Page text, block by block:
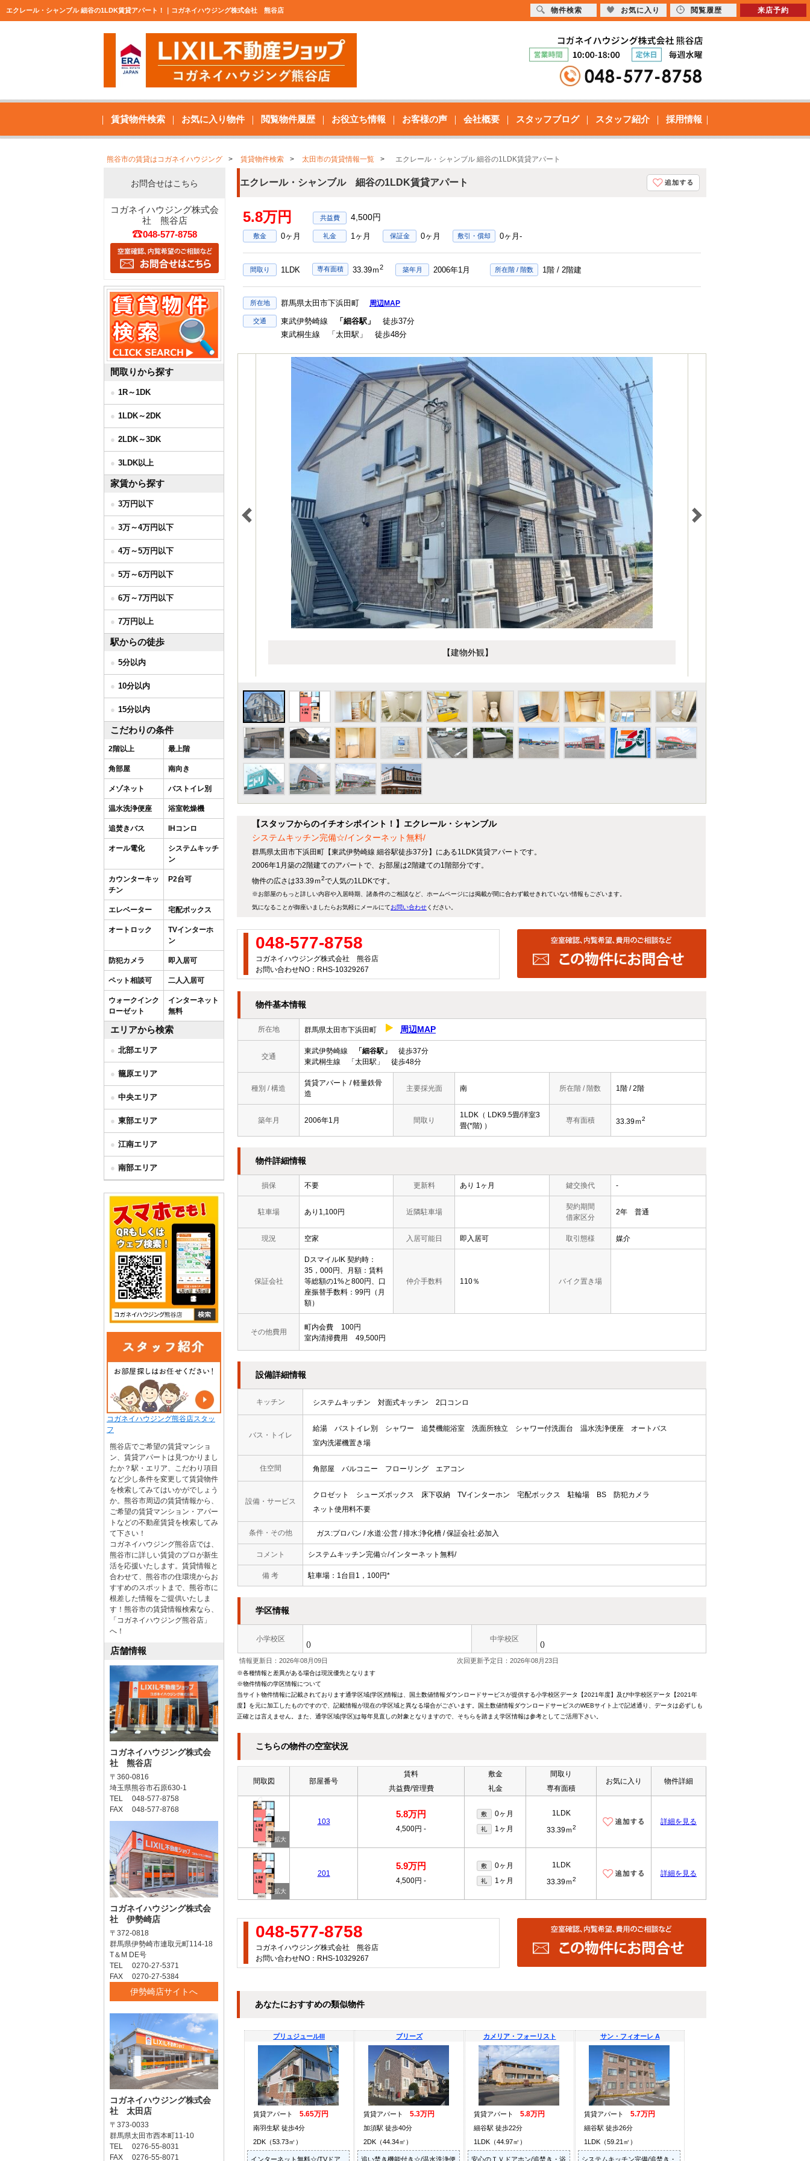
エクレール・シャンブル 細谷の1LDK賃貸アパート！｜コガネイハウジング株式会社 熊谷店
賃貸物件検索 お気に入り物件 閲覧物件履歴 お役立ち情報 お客様の声 会社概要 スタッフブログ スタッフ紹介 採用情報
熊谷市の賃貸はコガネイハウジング 賃貸物件検索 太田市の賃貸情報一覧 エクレール・シャンブル 細谷の1LDK賃貸アパート
エクレール・シャンブル 細谷の1LDK賃貸アパート
5.8万円 4,500円
敷金 0ヶ月 礼金 1ヶ月 保証金 0ヶ月 敷引・償却 0ヶ月-
間取り 1LDK 専有面積 33.39ｍ2 築年月 2006年1月 所在階 / 階数 1階 / 2階建
所在地 群馬県太田市下浜田町 周辺MAP
交通 東武伊勢崎線 「細谷駅」
徒歩37分
東武桐生線 「太田駅」 徒歩48分
【建物外観】
【スタッフからのイチオシポイント！】エクレール・シャンブル
システムキッチン完備☆/インターネット無料/
群馬県太田市下浜田町【東武伊勢崎線 細谷駅徒歩37分】にある1LDK賃貸アパートです。
2006年1月築の2階建てのアパートで、お部屋は2階建ての1階部分です。
物件の広さは33.39ｍ2で人気の1LDKです。
※お部屋のもっと詳しい内容や入居時期、諸条件のご相談など、ホームページには掲載が間に合わず載せきれていない情報もございます。
気になることが御座いましたらお気軽にメールにてお問い合わせください。
048-577-8758
コガネイハウジング株式会社 熊谷店
お問い合わせNO：RHS-10329267
物件基本情報
所在地 群馬県太田市下浜田町 周辺MAP
交通
東武伊勢崎線 「細谷駅」
徒歩37分
東武桐生線 「太田駅」 徒歩48分
種別 / 構造
賃貸アパート / 軽量鉄骨
造
主要採光面 南 所在階 / 階数 1階 / 2階
築年月 2006年1月 間取り
1LDK（ LDK9.5畳/洋室3
畳(*階) ）
専有面積 33.39ｍ2
物件詳細情報
損保 不要 更新料 あり 1ヶ月 鍵交換代 -
駐車場 あり1,100円 近隣駐車場
契約期間
借家区分
2年 普通
現況 空家 入居可能日 即入居可 取引態様 媒介
保証会社
DスマイルIK 契約時：
35，000円、月額：賃料
等総額の1%と800円、口
座振替手数料：99円（月
額）
仲介手数料 110％ バイク置き場
その他費用
町内会費
100円
室内清掃費用
49,500円
設備詳細情報
キッチン システムキッチン 対面式キッチン 2口コンロ
バス・トイレ
給湯 バストイレ別 シャワー 追焚機能浴室 洗面所独立 シャワー付洗面台 温水洗浄便座
オートバス
室内洗濯機置き場
住空間 角部屋 バルコニー フローリング エアコン
設備・サービス
クロゼット シューズボックス 床下収納 TVインターホン 宅配ボックス 駐輪場 BS
防犯カメラ
ネット使用料不要
条件・その他 ガス:プロパン / 水道:公営 / 排水:浄化槽 / 保証会社:必加入
コメント システムキッチン完備☆/インターネット無料/
備 考 駐車場：1台目1，100円*
学区情報
小学校区
()
中学校区
()
情報更新日：2026年08月09日 次回更新予定日：2026年08月23日
※各種情報と差異がある場合は現況優先となります
※物件情報の学区情報について
当サイト物件情報に記載されております通学区域(学区)情報は、国土数値情報ダウンロードサービスが提供する小学校区データ【2021年度】及び中学校区データ【2021年
度】を元に加工したものですので、記載情報が現在の学区域と異なる場合がございます。国土数値情報ダウンロードサービスのWEBサイト上で記述通り、データは必ずしも
正確とは言えません。また、通学区域(学区)は毎年見直しの対象となりますので、そちらを踏まえ学区情報は参考としてご活用下さい。
こちらの物件の空室状況
間取図 部屋番号
賃料
共益費/管理費
敷金
礼金
間取り
専有面積
お気に入り 物件詳細
103
5.8万円
4,500円 -
敷 0ヶ月
礼 1ヶ月
1LDK
33.39ｍ2
詳細を見る
201
5.9万円
4,500円 -
敷 0ヶ月
礼 1ヶ月
1LDK
33.39ｍ2
詳細を見る
048-577-8758
コガネイハウジング株式会社 熊谷店
お問い合わせNO：RHS-10329267
あなたにおすすめの類似物件
プリュジュールIII
賃貸アパート 5.65万円
南羽生駅 徒歩4分
2DK（53.73㎡）
インターネット無料☆/TVドア
ブリーズ
賃貸アパート 5.3万円
加須駅 徒歩40分
2DK（44.34㎡）
追い焚き機能付き☆/温水洗浄便
カメリア・フォーリスト
賃貸アパート 5.8万円
細谷駅 徒歩22分
1LDK（44.97㎡）
安心のＴＶドアホン/追焚き・浴
サン・フィオーレ A
賃貸アパート 5.7万円
細谷駅 徒歩26分
1LDK（59.21㎡）
システムキッチン完備/追焚き・
お問合せはこちら
コガネイハウジング株式会
社 熊谷店
048-577-8758
間取りから探す
1R～1DK
1LDK～2DK
2LDK～3DK
3LDK以上
家賃から探す
3万円以下
3万～4万円以下
4万～5万円以下
5万～6万円以下
6万～7万円以下
7万円以上
駅からの徒歩
5分以内
10分以内
15分以内
こだわりの条件
2階以上 最上階
角部屋 南向き
メゾネット バストイレ別
温水洗浄便座 浴室乾燥機
追焚きバス IHコンロ
オール電化
システムキッチ
ン
カウンターキッ
チン
P2台可
エレベーター 宅配ボックス
オートロック
TVインターホ
ン
防犯カメラ 即入居可
ペット相談可 二人入居可
ウォークインク
ローゼット
インターネット
無料
エリアから検索
北部エリア
籠原エリア
中央エリア
東部エリア
江南エリア
南部エリア
コガネイハウジング熊谷店スタッ
フ
熊谷店でご希望の賃貸マンショ
ン、賃貸アパートは見つかりまし
たか？駅・エリア、こだわり項目
など少し条件を変更して賃貸物件
を検索してみてはいかがでしょう
か。熊谷市周辺の賃貸情報から、
ご希望の賃貸マンション・アパー
トなどの不動産賃貸を検索してみ
て下さい！
コガネイハウジング熊谷店では、
熊谷市に詳しい賃貸のプロが新生
活を応援いたします。賃貸情報と
合わせて、熊谷市の住環境からお
すすめのスポットまで、熊谷市に
根差した情報をご提供いたしま
す！熊谷市の賃貸情報検索なら、
「コガネイハウジング熊谷店」
へ！
店舗情報
コガネイハウジング株式会
社 熊谷店
〒360-0816
埼玉県熊谷市石原630-1
TEL 048-577-8758
FAX 048-577-8768
コガネイハウジング株式会
社 伊勢崎店
〒372-0818
群馬県伊勢崎市連取元町114-18
T＆M DE号
TEL 0270-27-5371
FAX 0270-27-5384
伊勢崎店サイトへ
コガネイハウジング株式会
社 太田店
〒373-0033
群馬県太田市西本町11-10
TEL 0276-55-8031
FAX 0276-55-8071
物件検索 お気に入り 閲覧履歴 来店予約